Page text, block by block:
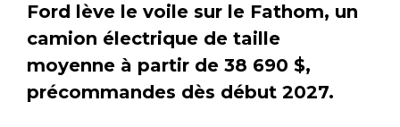
Ford lève le voile sur le Fathom, un
camion électrique de taille
moyenne à partir de 38 690 $,
précommandes dès début 2027.